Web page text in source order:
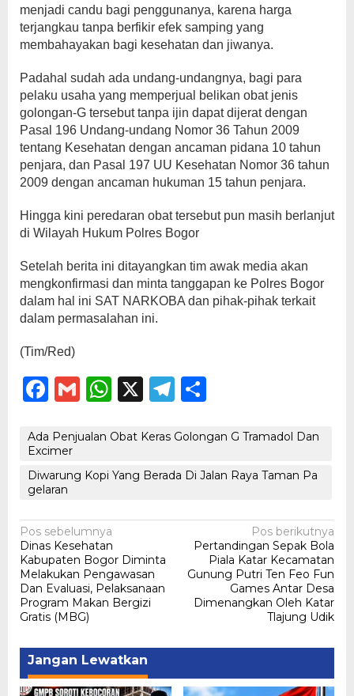
menjadi candu bagi penggunanya, karena harga
terjangkau tanpa berfikir efek samping yang
membahayakan bagi kesehatan dan jiwanya.
Padahal sudah ada undang-undangnya, bagi para
pelaku usaha yang memperjual belikan obat jenis
golongan-G tersebut tanpa ijin dapat dijerat dengan
Pasal 196 Undang-undang Nomor 36 Tahun 2009
tentang Kesehatan dengan ancaman pidana 10 tahun
penjara, dan Pasal 197 UU Kesehatan Nomor 36 tahun
2009 dengan ancaman hukuman 15 tahun penjara.
Hingga kini peredaran obat tersebut pun masih berlanjut
di Wilayah Hukum Polres Bogor
Setelah berita ini ditayangkan tim awak media akan
mengkonfirmasi dan minta tanggapan ke Polres Bogor
dalam hal ini SAT NARKOBA dan pihak-pihak terkait
dalam permasalahan ini.
(Tim/Red)
Facebook
Gmail
WhatsApp
X Telegram
Ada Penjualan Obat Keras Golongan G Tramadol Dan
Excimer
Diwarung Kopi Yang Berada Di Jalan Raya Taman Pa
gelaran
Navigasi
pos
Pos sebelumnya
Dinas Kesehatan
Kabupaten Bogor Diminta
Melakukan Pengawasan
Dan Evaluasi, Pelaksanaan
Program Makan Bergizi
Gratis (MBG)
Pos berikutnya
Pertandingan Sepak Bola
Piala Katar Kecamatan
Gunung Putri Ten Feo Fun
Games Antar Desa
Dimenangkan Oleh Katar
Tlajung Udik
Jangan Lewatkan